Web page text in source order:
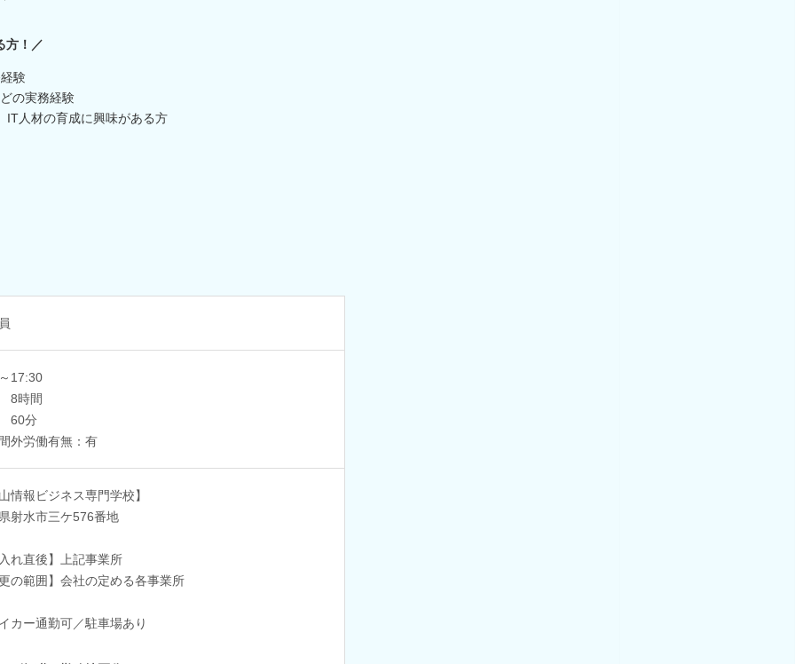
方！／
験
の実務経験
IT人材の育成に興味がある方
17:30
8時間
60分
外労働有無：有
情報ビジネス専門学校】
射水市三ケ576番地
れ直後】上記事業所
の範囲】会社の定める各事業所
カー通勤可／駐車場あり